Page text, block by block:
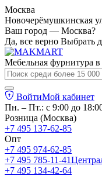
Москва
Новочерёмушкинская
Ваш город — Москва?
Да, все верно Выбрать
Мебельная фурнитура в
ВойтиМой кабинет
Пн. – Пт.: с 9:00 до
Розница (Москва)
+7 495 137-62-85
Опт
+7 495 974-62-85
+7 495 785-11-41
+7 495 134-42-64